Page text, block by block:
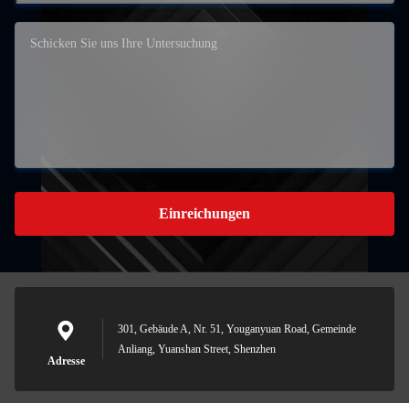
Einreichungen
Adresse
301, Gebäude A, Nr. 51, Youganyuan Road, Gemeinde
Anliang, Yuanshan Street, Shenzhen